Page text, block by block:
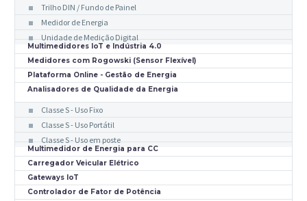
Trilho DIN / Fundo de Painel
Medidor de Energia
Unidade de Medição Digital
Multimedidores IoT e Indústria 4.0
Medidores com Rogowski (Sensor Flexível)
Plataforma Online - Gestão de Energia
Analisadores de Qualidade da Energia
Classe S - Uso Fixo
Classe S - Uso Portátil
Classe S - Uso em poste
Multimedidor de Energia para CC
Carregador Veicular Elétrico
Gateways IoT
Controlador de Fator de Potência